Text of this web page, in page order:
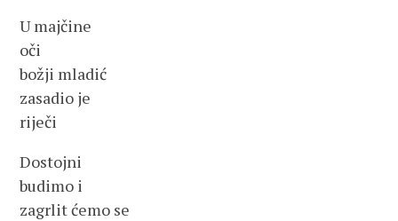
U majčine
oči
božji mladić
zasadio je
riječi
Dostojni
budimo i
zagrlit ćemo se